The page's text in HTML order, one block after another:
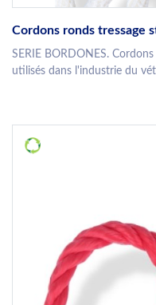
Cordons ronds tressage
SERIE BORDONES.
utilisés dans l'industrie du